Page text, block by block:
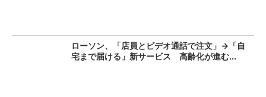
ローソン、「店員とビデオ通話で注文」→「自
宅まで届ける」新サービス 高齢化が進む...